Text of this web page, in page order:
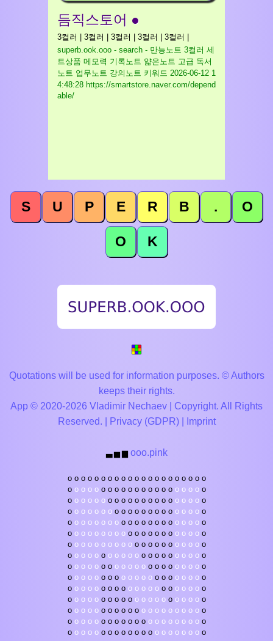
듬직스토어 ●
3컬러 | 3컬러 | 3컬러 | 3컬러 | 3컬러 |
superb.ook.ooo - search - 만능노트 3컬러 세
트상품 메모력 기록노트 얇은노트 고급 독서
노트 업무노트 강의노트 키워드 2026-06-12 1
4:48:28 https://smartstore.naver.com/depend
able/
S U P E R B . O
O K
Quotations will be used for information purposes. © Authors
keeps their rights.
App © 2020-2026 Vladimir Nechaev | Copyright. All Rights
Reserved. |
Privacy (GDPR)| Imprint
▃ ▅ ▆ ooo.pink
o o o o o o o o o o o o o o o o o o o o o
o o o o o o o o o o o o o o o o o o o o o
o o o o o o o o o o o o o o o o o o o o o
o o o o o o o o o o o o o o o o o o o o o
o o o o o o o o o o o o o o o o o o o o o
o o o o o o o o o o o o o o o o o o o o o
o o o o o o o o o o o o o o o o o o o o o
o o o o o o o o o o o o o o o o o o o o o
o o o o o o o o o o o o o o o o o o o o o
o o o o o o o o o o o o o o o o o o o o o
o o o o o o o o o o o o o o o o o o o o o
o o o o o o o o o o o o o o o o o o o o o
o o o o o o o o o o o o o o o o o o o o o
o o o o o o o o o o o o o o o o o o o o o
o o o o o o o o o o o o o o o o o o o o o